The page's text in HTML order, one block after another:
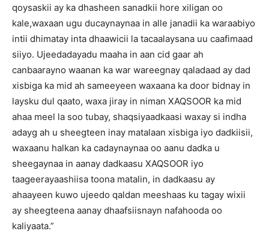
qoysaskii ay ka dhasheen sanadkii hore xiligan oo
kale,waxaan ugu ducaynaynaa in alle janadii ka waraabiyo
intii dhimatay inta dhaawicii la tacaalaysana uu caafimaad
siiyo. Ujeedadayadu maaha in aan cid gaar ah
canbaarayno waanan ka war wareegnay qaladaad ay dad
xisbiga ka mid ah sameeyeen waxaana ka door bidnay in
laysku dul qaato, waxa jiray in niman XAQSOOR ka mid
ahaa meel la soo tubay, shaqsiyaadkaasi waxay si indha
adayg ah u sheegteen inay matalaan xisbiga iyo dadkiisii,
waxaanu halkan ka cadaynaynaa oo aanu dadka u
sheegaynaa in aanay dadkaasu XAQSOOR iyo
taageerayaashiisa toona matalin, in dadkaasu ay
ahaayeen kuwo ujeedo qaldan meeshaas ku tagay wixii
ay sheegteena aanay dhaafsiisnayn nafahooda oo
kaliyaata.”